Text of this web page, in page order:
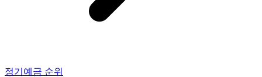
정기예금 순위